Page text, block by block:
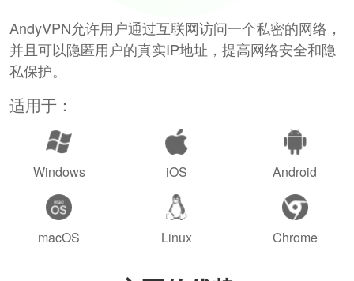
AndyVPN允许用户通过互联网访问一个私密的网络，
并且可以隐匿用户的真实IP地址，提高网络安全和隐
私保护。
适用于：
Windows iOS Android
macOS Linux Chrome